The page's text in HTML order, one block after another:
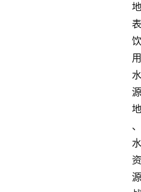
地
表
饮
用
水
源
地
、
水
资
源